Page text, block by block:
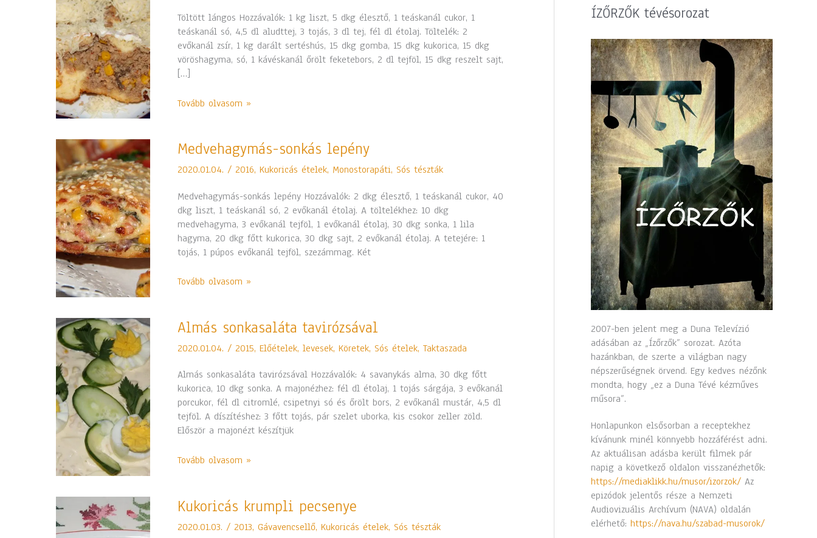
Töltött lángos Hozzávalók: 1 kg liszt, 5 dkg élesztő, 1 teáskanál cukor, 1
teáskanál só, 4,5 dl aludttej, 3 tojás, 3 dl tej, fél dl étolaj. Töltelék: 2
evőkanál zsír, 1 kg darált sertéshús, 15 dkg gomba, 15 dkg kukorica, 15 dkg
vöröshagyma, só, 1 kávéskanál őrölt feketebors, 2 dl tejföl, 15 dkg reszelt sajt,
[…]
Tovább olvasom »
Medvehagymás-sonkás lepény
2020.01.04. / 2016,Kukoricás ételek, Monostorapáti, Sós tészták
Medvehagymás-sonkás lepény Hozzávalók: 2 dkg élesztő, 1 teáskanál cukor, 40
dkg liszt, 1 teáskanál só, 2 evőkanál étolaj. A töltelékhez: 10 dkg
medvehagyma, 3 evőkanál tejföl, 1 evőkanál étolaj, 30 dkg sonka, 1 lila
hagyma, 20 dkg főtt kukorica, 30 dkg sajt, 2 evőkanál étolaj. A tetejére: 1
tojás, 1 púpos evőkanál tejföl, szezámmag. Két
Medvehagymás-
lepény
Tovább olvasom »
Almás sonkasaláta tavirózsával
2020.01.04. / 2015,Előételek, levesek,Köretek, Sós ételek,Taktaszada
Almás sonkasaláta tavirózsával Hozzávalók: 4 savanykás alma, 30 dkg főtt
kukorica, 10 dkg sonka. A majonézhez: fél dl étolaj, 1 tojás sárgája, 3 evőkanál
porcukor, fél dl citromlé, csipetnyi só és őrölt bors, 2 evőkanál mustár, 4,5 dl
tejföl. A díszítéshez: 3 főtt tojás, pár szelet uborka, kis csokor zeller zöld.
Először a majonézt készítjük
Almás
tavirózsával
Tovább olvasom »
Kukoricás krumpli pecsenye
2020.01.03. / 2013, Gávavencsellő,Kukoricás ételek, Sós tészták
Kukoricás
pecsenye
ÍZŐRZŐK tévésorozat
2007-ben jelent meg a Duna Televízió
adásában az „Ízőrzők” sorozat. Azóta
hazánkban, de szerte a világban nagy
népszerűségnek örvend. Egy kedves nézőnk
mondta, hogy „ez a Duna Tévé kézműves
műsora”.
Honlapunkon elsősorban a receptekhez
kívánunk minél könnyebb hozzáférést adni.
Az aktuálisan adásba került filmek pár
napig a következő oldalon visszanézhetők:
https://mediaklikk.hu/musor/izorzok/ Az
epizódok jelentős része a Nemzeti
Audiovizuális Archívum (NAVA) oldalán
elérhető: https://nava.hu/szabad-musorok/